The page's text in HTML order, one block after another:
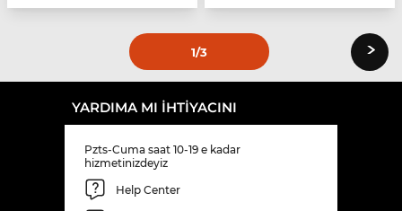
1/3 ›
YARDIMA MI IHTIYACINI
Pzts-Cuma saat 10-19 e kadar
hizmetinizdeyiz
Help Center